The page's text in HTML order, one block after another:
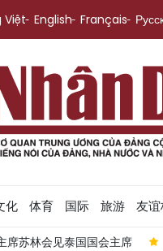
Việt English Français
化 体育 国际 旅游 友
席苏林会见泰国国会主席